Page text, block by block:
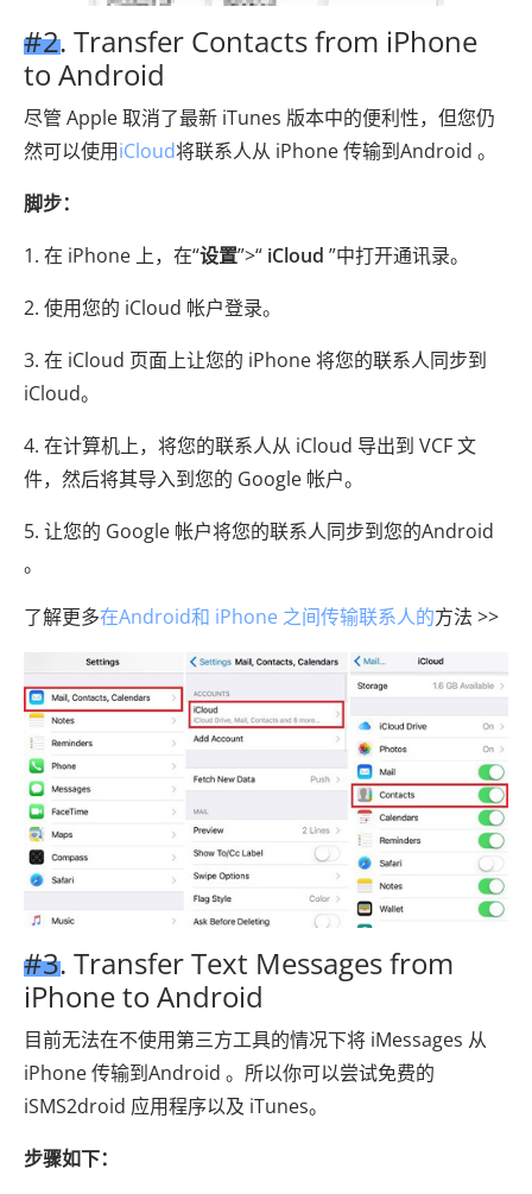
#2. Transfer Contacts from iPhone
to Android
尽管 Apple 取消了最新 iTunes 版本中的便利性，但您仍
然可以使用iCloud将联系人从 iPhone 传输到Android 。
脚步：
1. 在 iPhone 上，在“设置”>“ iCloud ”中打开通讯录。
2. 使用您的 iCloud 帐户登录。
3. 在 iCloud 页面上让您的 iPhone 将您的联系人同步到
iCloud。
4. 在计算机上，将您的联系人从 iCloud 导出到 VCF 文
件，然后将其导入到您的 Google 帐户。
5. 让您的 Google 帐户将您的联系人同步到您的Android
。
了解更多在Android和 iPhone 之间传输联系人的方法 >>
#3. Transfer Text Messages from
iPhone to Android
目前无法在不使用第三方工具的情况下将 iMessages 从
iPhone 传输到Android 。所以你可以尝试免费的
iSMS2droid 应用程序以及 iTunes。
步骤如下：